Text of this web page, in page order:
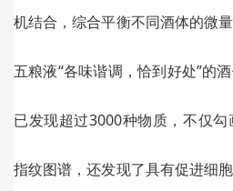
机结合，综合平衡不同酒体的微
五粮液“各味谐调，恰到好处”的
已发现超过3000种物质，不仅
指纹图谱，还发现了具有促进细